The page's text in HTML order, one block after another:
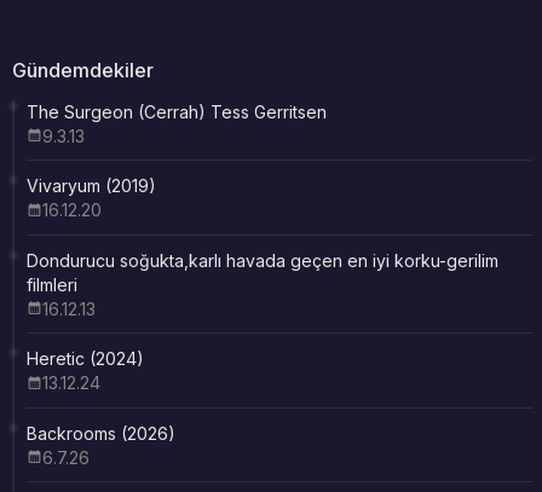
Gündemdekiler
The Surgeon (Cerrah) Tess Gerritsen
9.3.13
Vivaryum (2019)
16.12.20
Dondurucu soğukta,karlı havada geçen en iyi korku-gerilim
filmleri
16.12.13
Heretic (2024)
13.12.24
Backrooms (2026)
6.7.26